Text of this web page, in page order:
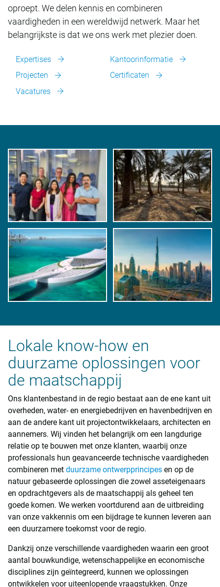
oproept. We delen kennis en combineren
vaardigheden in een wereldwijd netwerk. Maar het
belangrijkste is dat we ons werk met plezier doen.
Expertises
Kantoorinformatie
Projecten
Certificaten
Vacatures
Lokale know-how en
duurzame oplossingen voor
de maatschappij
Ons klantenbestand in de regio bestaat aan de ene kant uit
overheden, water- en energiebedrijven en havenbedrijven en
aan de andere kant uit projectontwikkelaars, architecten en
aannemers. Wij vinden het belangrijk om een langdurige
relatie op te bouwen met onze klanten, waarbij onze
professionals hun geavanceerde technische vaardigheden
combineren met duurzame ontwerpprincipes en op de
natuur gebaseerde oplossingen die zowel asseteigenaars
en opdrachtgevers als de maatschappij als geheel ten
goede komen. We werken voortdurend aan de uitbreiding
van onze vakkennis om een bijdrage te kunnen leveren aan
een duurzamere toekomst voor de regio.
Dankzij onze verschillende vaardigheden waarin een groot
aantal bouwkundige, wetenschappelijke en economische
disciplines zijn geïntegreerd, kunnen we oplossingen
ontwikkelen voor uiteenlopende vraagstukken. Onze